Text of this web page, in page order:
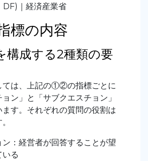
DF)｜経済産業省
標の内容
構成する2種類の要
ては、上記の①②の指標ごとに
ョン」と「サブクエスチョン」
す。それぞれの質問の役割は
：経営者が回答することが望
いる